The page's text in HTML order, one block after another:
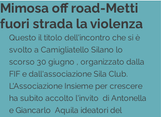
Mimosa off road-Metti
fuori strada la violenza
Questo il titolo dell'incontro che si è
svolto a Camigliatello Silano lo
scorso 30 giugno , organizzato dalla
FIF e dall'associazione Sila Club.
L'Associazione Insieme per crescere
ha subito accolto l'invito  di Antonella
e Giancarlo  Aquila ideatori del